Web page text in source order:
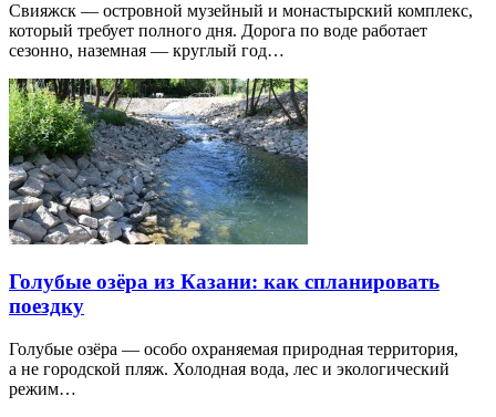
Свияжск — островной музейный и монастырский комплекс,
который требует полного дня. Дорога по воде работает
сезонно, наземная — круглый год…
Голубые озёра из Казани: как спланировать
поездку
Голубые озёра — особо охраняемая природная территория,
а не городской пляж. Холодная вода, лес и экологический
режим…